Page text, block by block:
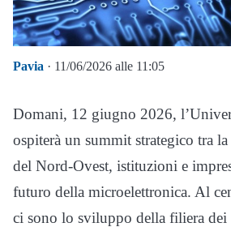
Pavia · 11/06/2026 alle 11:05
Domani, 12 giugno 2026,
ospiterà un summit strategico tra
del Nord-Ovest, istituzioni e
futuro della microelettronica. Al
ci sono lo sviluppo della filiera dei